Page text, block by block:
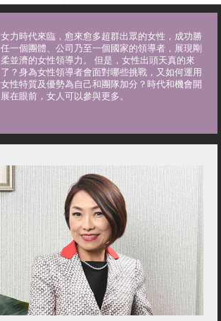
女力時代來臨，愈來愈多超群出眾的女性，成功勝
任一個團體、公司乃至一個國家的領導者，展現剛
柔並濟的女性領導力。 但是，女性出頭天真的來
了？身為女性領導者會面對哪些挑戰，又如何運用
女性特質及優勢為自己和團隊加分？時代和機會開
展在眼前，女人可以參與更多。